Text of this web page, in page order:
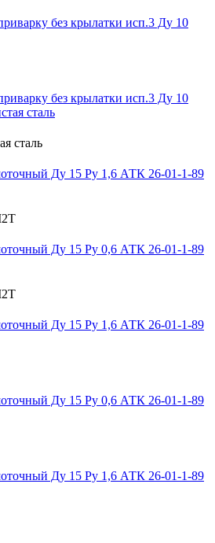
без крылатки исп.3 Ду 10
без крылатки исп.3 Ду 10
сталь
сталь
Ду 15 Ру 1,6 АТК 26-01-1-89
Ду 15 Ру 0,6 АТК 26-01-1-89
Ду 15 Ру 1,6 АТК 26-01-1-89
Ду 15 Ру 0,6 АТК 26-01-1-89
Ду 15 Ру 1,6 АТК 26-01-1-89